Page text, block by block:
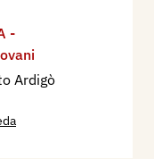
-
Ardigò